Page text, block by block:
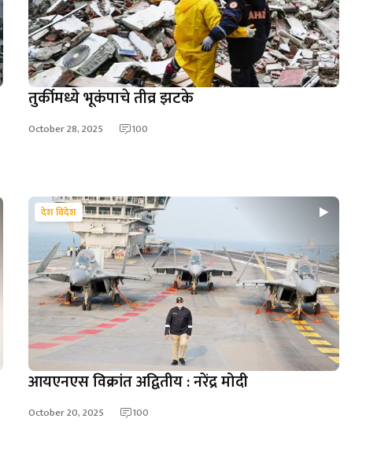
तुर्कीमध्ये भूकंपाचे तीव्र झटके
October 28, 2025 100
देश विदेश
आयएनएस विक्रांत अद्वितीय : नरेंद्र मोदी
October 20, 2025 100